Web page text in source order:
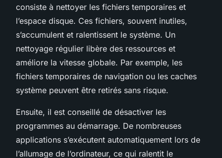
consiste à nettoyer les fichiers temporaires et
l’espace disque. Ces fichiers, souvent inutiles,
s’accumulent et ralentissent le système. Un
nettoyage régulier libère des ressources et
améliore la vitesse globale. Par exemple, les
fichiers temporaires de navigation ou les caches
système peuvent être retirés sans risque.
Ensuite, il est conseillé de désactiver les
programmes au démarrage. De nombreuses
applications s’exécutent automatiquement lors de
l’allumage de l’ordinateur, ce qui ralentit le